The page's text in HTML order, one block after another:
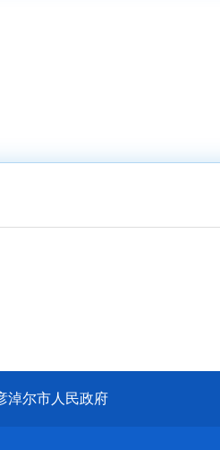
淖尔市人民政府